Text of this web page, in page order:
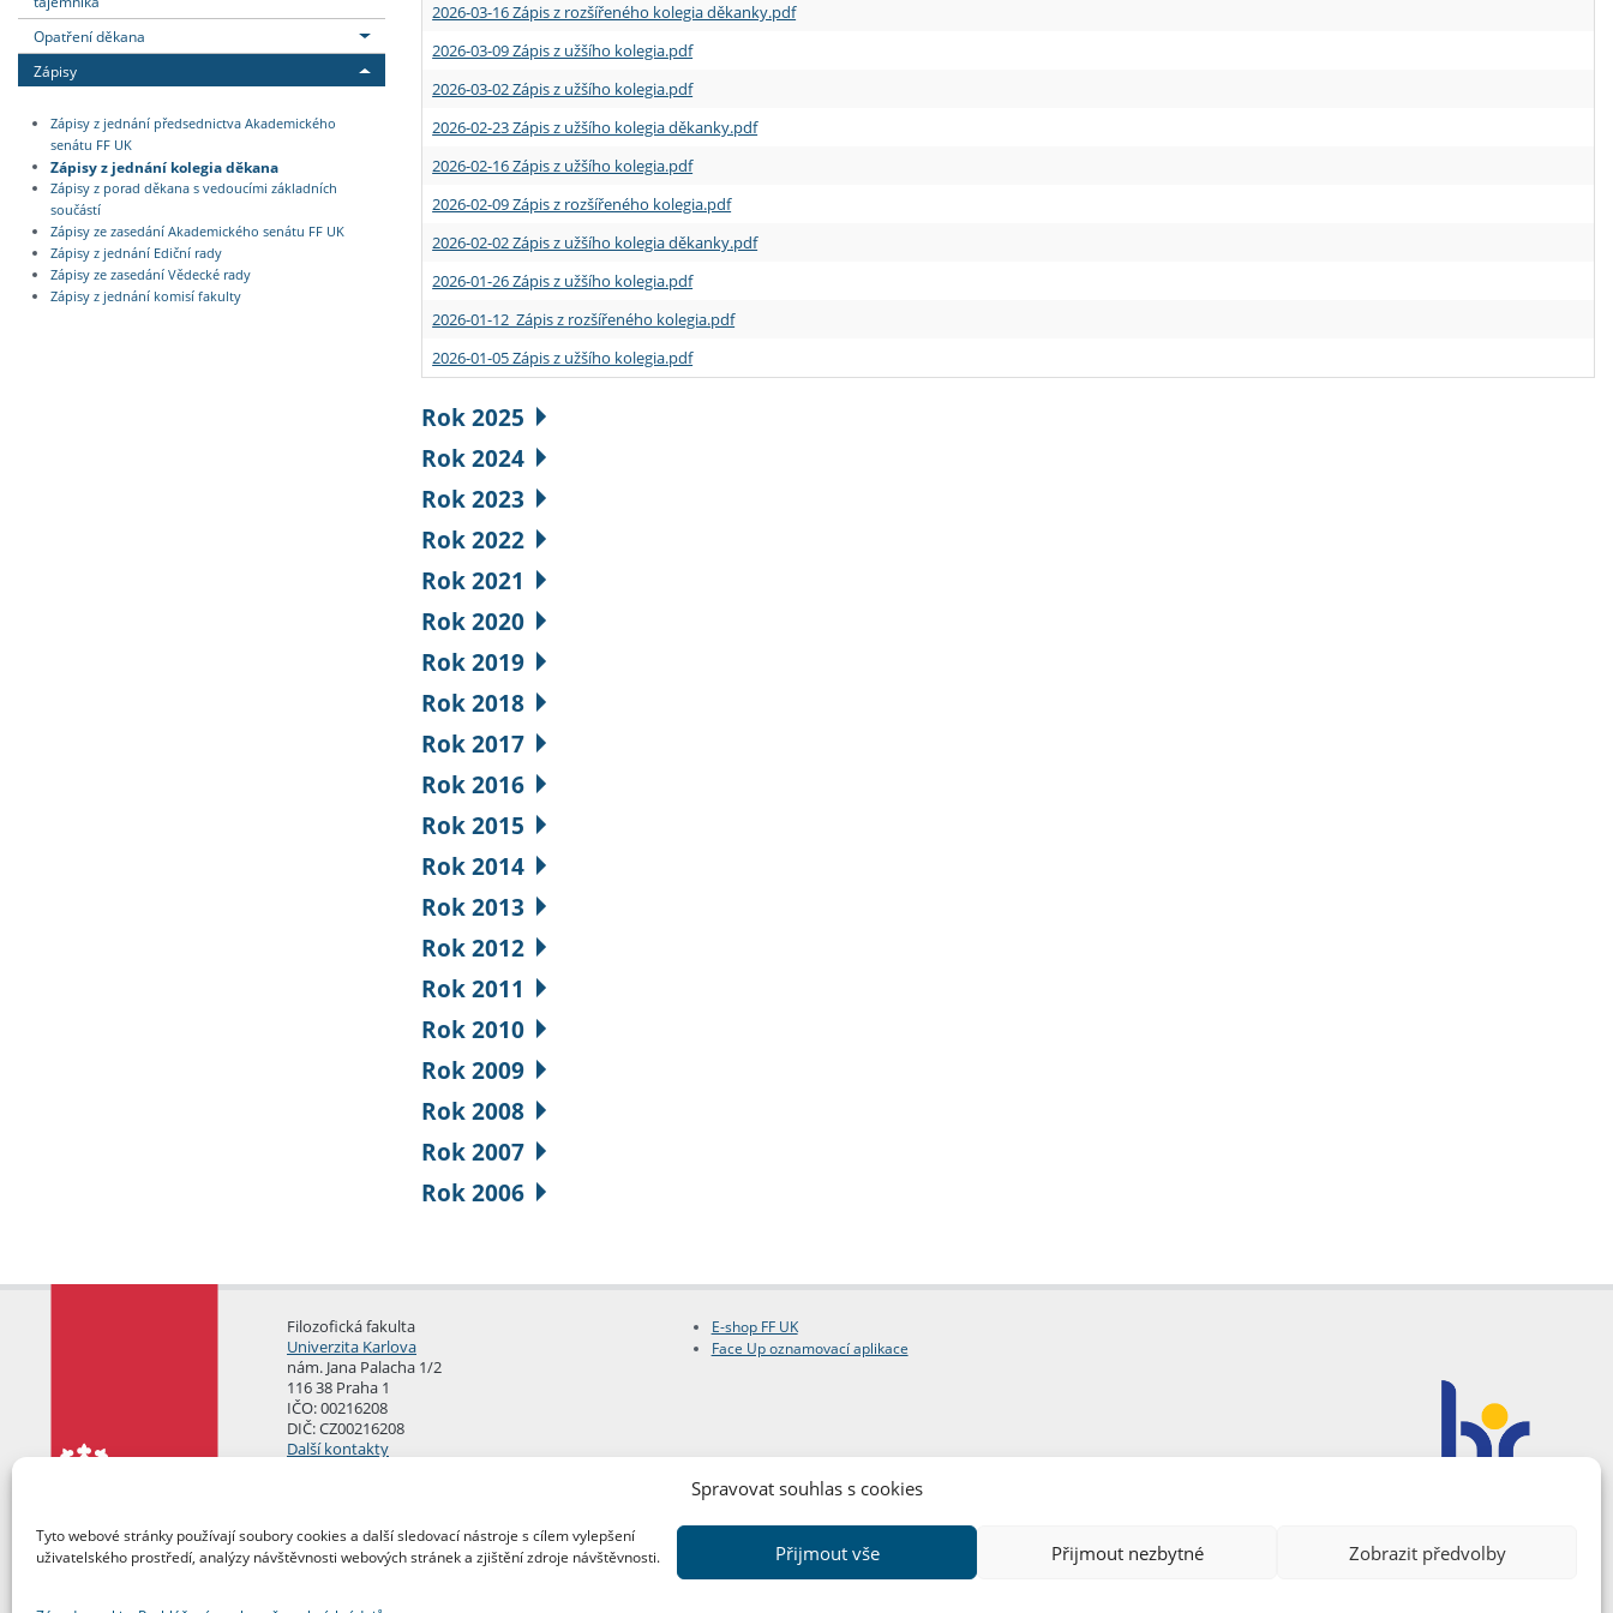
Spravovat souhlas s cookies
Tyto webové stránky používají soubory cookies a další sledovací nástroje s cílem vylepšení
uživatelského prostředí, analýzy návštěvnosti webových stránek a zjištění zdroje návštěvnosti.
Přijmout vše Přijmout nezbytné Zobrazit předvolby
Opatření děkana
Zápisy
Zápisy z jednání předsednictva Akademického
senátu FF UK
Zápisy z jednání kolegia děkana
Zápisy z porad děkana s vedoucími základních
součástí
Zápisy ze zasedání Akademického senátu FF UK
Zápisy z jednání Ediční rady
Zápisy ze zasedání Vědecké rady
Zápisy z jednání komisí fakulty
2026-03-16 Zápis z rozšířeného kolegia děkanky.pdf
2026-03-09 Zápis z užšího kolegia.pdf
2026-03-02 Zápis z užšího kolegia.pdf
2026-02-23 Zápis z užšího kolegia děkanky.pdf
2026-02-16 Zápis z užšího kolegia.pdf
2026-02-09 Zápis z rozšířeného kolegia.pdf
2026-02-02 Zápis z užšího kolegia děkanky.pdf
2026-01-26 Zápis z užšího kolegia.pdf
2026-01-12 Zápis z rozšířeného kolegia.pdf
2026-01-05 Zápis z užšího kolegia.pdf
Rok 2025
Rok 2024
Rok 2023
Rok 2022
Rok 2021
Rok 2020
Rok 2019
Rok 2018
Rok 2017
Rok 2016
Rok 2015
Rok 2014
Rok 2013
Rok 2012
Rok 2011
Rok 2010
Rok 2009
Rok 2008
Rok 2007
Rok 2006
Filozofická fakulta
Univerzita Karlova
nám. Jana Palacha 1/2
116 38 Praha 1
IČO: 00216208
DIČ: CZ00216208
Další kontakty
E-shop FF UK
Face Up oznamovací aplikace